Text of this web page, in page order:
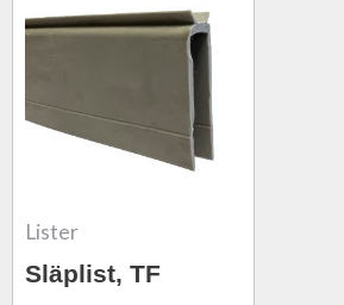
Lister
Släplist, TF